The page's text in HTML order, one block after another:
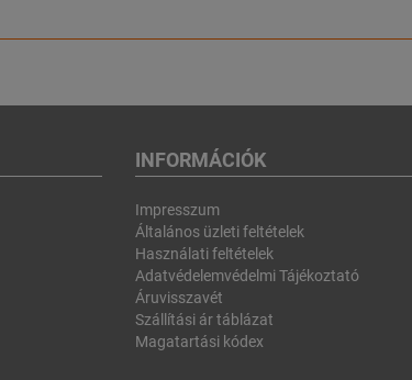
INFORMÁCIÓK
Impresszum
Általános üzleti feltételek
Használati feltételek
Adatvédelemvédelmi Tájékoztató
Áruvisszavét
Szállítási ár táblázat
Magatartási kódex